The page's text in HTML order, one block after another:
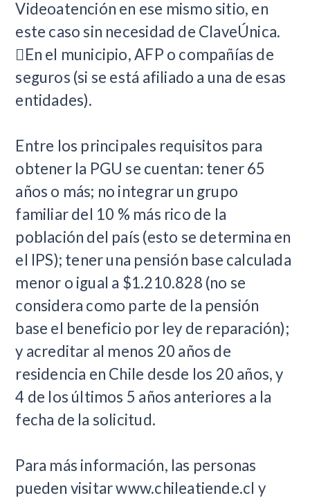
Videoatención en ese mismo sitio, en
este caso sin necesidad de ClaveÚnica.
En el municipio, AFP o compañías de
seguros (si se está afiliado a una de esas
entidades).
Entre los principales requisitos para
obtener la PGU se cuentan: tener 65
años o más; no integrar un grupo
familiar del 10 % más rico de la
población del país (esto se determina en
el IPS); tener una pensión base calculada
menor o igual a $1.210.828 (no se
considera como parte de la pensión
base el beneficio por ley de reparación);
y acreditar al menos 20 años de
residencia en Chile desde los 20 años, y
4 de los últimos 5 años anteriores a la
fecha de la solicitud.
Para más información, las personas
pueden visitar www.chileatiende.cl y